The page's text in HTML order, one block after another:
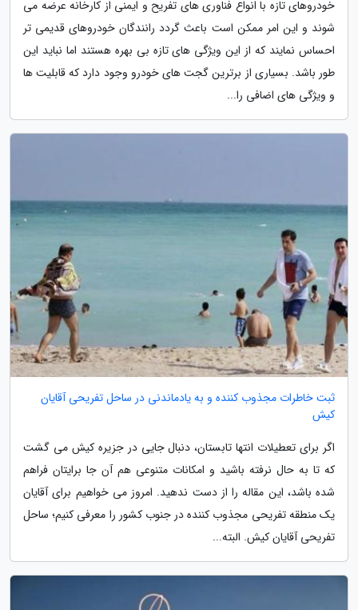
خودروهای تازه با انواع فناوری های تفریح و ایمنی از کارخانه عرضه می
شوند و این امر ممکن است باعث گردد رانندگان خودروهای قدیمی تر
احساس نمایند که از این ویژگی های تازه بی بهره هستند اما نباید این
طور باشد. بسیاری از برترین گجت های خودرو وجود دارد که قابلیت ها
و ویژگی های اضافی را...
ثبت خاطرات مجذوب کننده و به یادماندنی در ساحل تفریحی آقایان
کیش
اگر برای تعطیلات انتها تابستان، دنبال جایی در جزیره کیش می گشت
که تا به حال نرفته باشید و امکانات متنوعی هم آن جا برایتان فراهم
شده باشد، این مقاله را از دست ندهید. امروز می خواهیم برای آقایان
یک منطقه تفریحی مجذوب کننده در جنوب کشور را معرفی کنیم؛ ساحل
تفریحی آقایان کیش. البته...